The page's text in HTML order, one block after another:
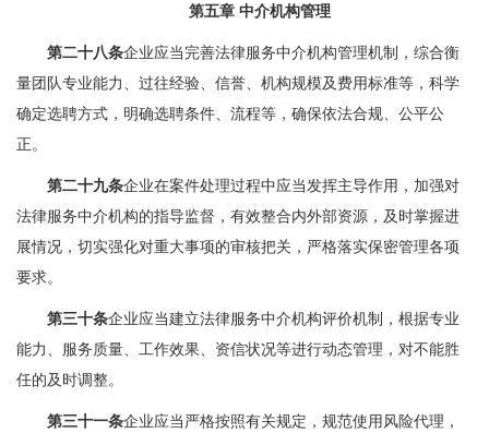
第五章 中介机构管理
第二十八条企业应当完善法律服务中介机构管理机制，综合衡
量团队专业能力、过往经验、信誉、机构规模及费用标准等，科学
确定选聘方式，明确选聘条件、流程等，确保依法合规、公平公
正。
第二十九条企业在案件处理过程中应当发挥主导作用，加强对
法律服务中介机构的指导监督，有效整合内外部资源，及时掌握进
展情况，切实强化对重大事项的审核把关，严格落实保密管理各项
要求。
第三十条企业应当建立法律服务中介机构评价机制，根据专业
能力、服务质量、工作效果、资信状况等进行动态管理，对不能胜
任的及时调整。
第三十一条企业应当严格按照有关规定，规范使用风险代理，